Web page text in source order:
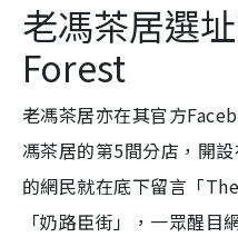
老馮茶居選址
Forest
老馮茶居亦在其官方
馮茶居的第5間分店，開
的網民就在底下留言「
「奶路臣街」，一眾醒